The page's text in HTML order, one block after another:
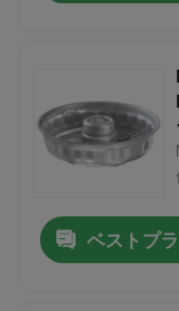
ベストプ